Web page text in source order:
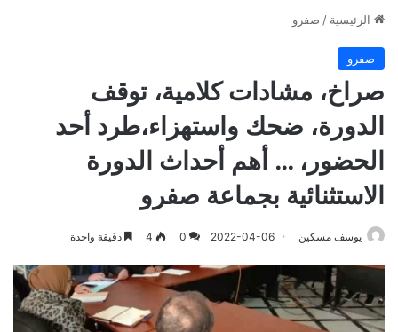
الرئيسية / صفرو
صفرو
صراخ، مشادات كلامية، توقف
الدورة، ضحك واستهزاء،طرد أحد
الحضور، … أهم أحداث الدورة
الاستثنائية بجماعة صفرو
يوسف مسكين 2022-04-06
0
4 دقيقة واحدة